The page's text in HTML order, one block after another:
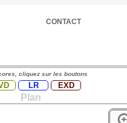
CONTACT
cliquez sur les boutons
LR EXD
Plan